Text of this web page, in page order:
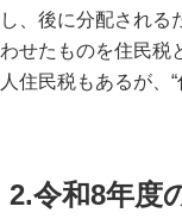
し、後に分配される
わせたものを住民税
人住民税もあるが、
2.令和8年度